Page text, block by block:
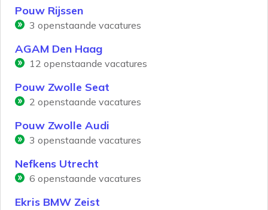
Pouw Rijssen
3 openstaande vacatures
AGAM Den Haag
12 openstaande vacatures
Pouw Zwolle Seat
2 openstaande vacatures
Pouw Zwolle Audi
3 openstaande vacatures
Nefkens Utrecht
6 openstaande vacatures
Ekris BMW Zeist